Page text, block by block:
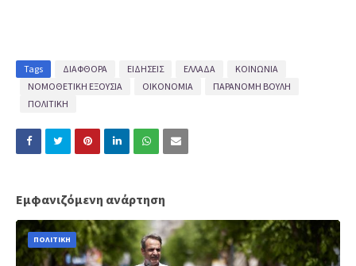
Tags ΔΙΑΦΘΟΡΑ ΕΙΔΗΣΕΙΣ ΕΛΛΑΔΑ
ΚΟΙΝΩΝΙΑ
ΝΟΜΟΘΕΤΙΚΗ ΕΞΟΥΣΙΑ
ΟΙΚΟΝΟΜΙΑ
ΠΑΡΑΝΟΜΗ ΒΟΥΛΗ
ΠΟΛΙΤΙΚΗ
Εμφανιζόμενη ανάρτηση
ΠΟΛΙΤΙΚΗ